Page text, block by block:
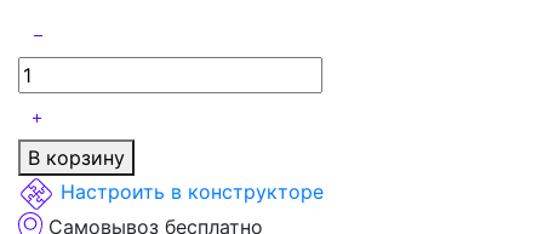
В корзину
Настроить в конструкторе
Самовывоз бесплатно